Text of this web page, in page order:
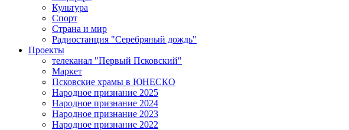
Культура
Спорт
Страна и мир
Радиостанция "Серебряный дождь"
Проекты
телеканал "Первый Псковский"
Маркет
Псковские храмы в ЮНЕСКО
Народное признание 2025
Народное признание 2024
Народное признание 2023
Народное признание 2022